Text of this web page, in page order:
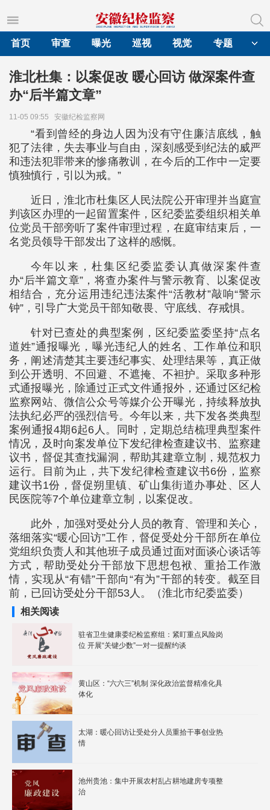
首页
审查 曝光 巡视 视觉 专题
淮北杜集：以案促改 暖心回访 做深案件查
办“后半篇文章”
11-05 09:55 安徽纪检监察网
“看到曾经的身边人因为没有守住廉洁底线，触
犯了法律，失去事业与自由，深刻感受到纪法的威严
和违法犯罪带来的惨痛教训，在今后的工作中一定要
慎独慎行，引以为戒。”
近日，淮北市杜集区人民法院公开审理并当庭宣
判该区办理的一起留置案件，区纪委监委组织相关单
位党员干部旁听了案件审理过程，在庭审结束后，一
名党员领导干部发出了这样的感慨。
今年以来，杜集区纪委监委认真做深案件查
办“后半篇文章”，将查办案件与警示教育、以案促改
相结合，充分运用违纪违法案件“活教材”敲响“警示
钟”，引导广大党员干部知敬畏、守底线、存戒惧。
针对已查处的典型案例，区纪委监委坚持“点名
道姓”通报曝光，曝光违纪人的姓名、工作单位和职
务，阐述清楚其主要违纪事实、处理结果等，真正做
到公开透明、不回避、不遮掩、不袒护。采取多种形
式通报曝光，除通过正式文件通报外，还通过区纪检
监察网站、微信公众号等媒介公开曝光，持续释放执
法执纪必严的强烈信号。今年以来，共下发各类典型
案例通报4期6起6人。同时，定期总结梳理典型案件
情况，及时向案发单位下发纪律检查建议书、监察建
议书，督促其查找漏洞，帮助其建章立制，规范权力
运行。目前为止，共下发纪律检查建议书6份，监察
建议书1份，督促朔里镇、矿山集街道办事处、区人
民医院等7个单位建章立制，以案促改。
此外，加强对受处分人员的教育、管理和关心，
落细落实“暖心回访”工作，督促受处分干部所在单位
党组织负责人和其他班子成员通过面对面谈心谈话等
方式，帮助受处分干部放下思想包袱、重拾工作激
情，实现从“有错”干部向“有为”干部的转变。截至目
前，已回访受处分干部53人。（淮北市纪委监委）
相关阅读
驻省卫生健康委纪检监察组：紧盯重点风险岗
位 开展“关键少数”一对一提醒约谈
黄山区：“六六三”机制 深化政治监督精准化具
体化
太湖：暖心回访让受处分人员重拾干事创业热
情
池州贵池：集中开展农村乱占耕地建房专项整
治